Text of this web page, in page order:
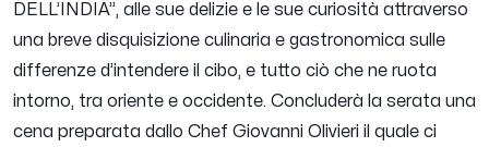
DELL’INDIA”, alle sue delizie e le sue curiosità attraverso
una breve disquisizione culinaria e gastronomica sulle
differenze d’intendere il cibo, e tutto ciò che ne ruota
intorno, tra oriente e occidente. Concluderà la serata una
cena preparata dallo Chef Giovanni Olivieri il quale ci